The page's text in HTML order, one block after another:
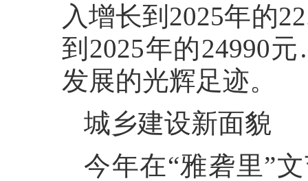
入增长到2025年的
到2025年的24990
发展的光辉足迹。
城乡建设新面貌
今年在“雅砻里”